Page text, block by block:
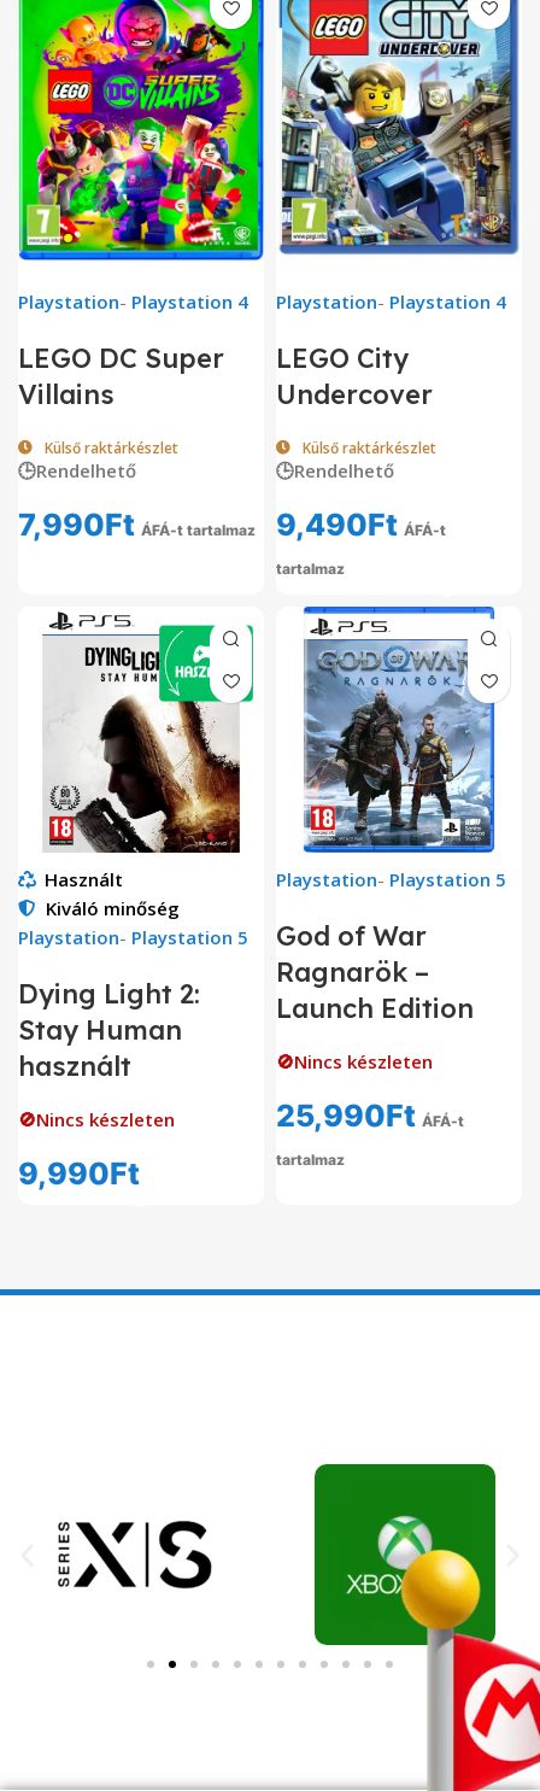
Playstation- Playstation 4
LEGO DC Super
Villains
Külső raktárkészlet
🕒Rendelhető
7,990Ft ÁFÁ-t tartalmaz
Playstation- Playstation 4
LEGO City
Undercover
Külső raktárkészlet
🕒Rendelhető
9,490Ft ÁFÁ-t
tartalmaz
Használt
Kiváló minőség
Playstation- Playstation 5
Dying Light 2:
Stay Human
használt
🚫Nincs készleten
9,990Ft
Playstation- Playstation 5
God of War
Ragnarök –
Launch Edition
🚫Nincs készleten
25,990Ft ÁFÁ-t
tartalmaz